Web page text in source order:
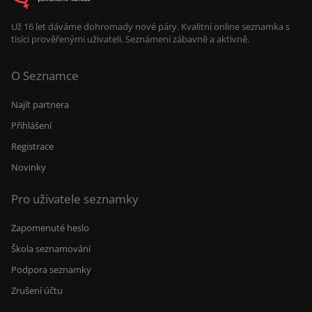
načasování.
Už 16 let dáváme dohromady nové páry. Kvalitní online seznamka s
tisíci prověřenými uživateli. Seznámení zábavně a aktivně.
O Seznamce
Najít partnera
Přihlášení
Registrace
Novinky
Pro uživatele seznamky
Zapomenuté heslo
Škola seznamování
Podpora seznamky
Zrušení účtu